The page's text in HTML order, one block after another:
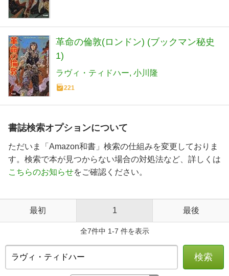
革命の倫敦(ロンドン) (ブックマン秘史
1)
ラヴィ・ティドハー 小川隆
221
書誌検索オプションについて
ただいま「Amazon和書」検索の仕組みを変更しておりま
す。検索で本が見つからない場合の対処法など、詳しくは
こちらのお知らせをご確認ください。
最初 1 最後
全7件中 1-7 件を表示
検索